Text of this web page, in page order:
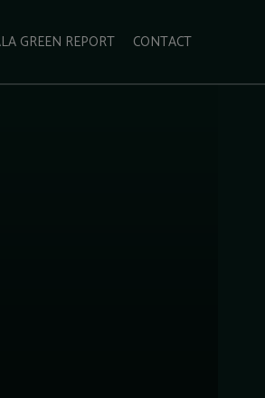
GREEN REPORT CONTACT